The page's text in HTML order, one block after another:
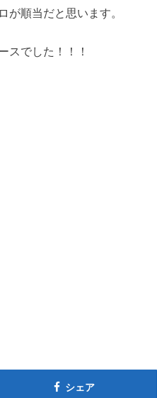
が順当だと思います。
スでした！！！
シェア